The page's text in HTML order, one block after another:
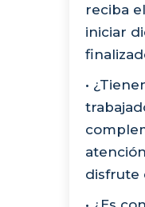
reciba
iniciar
•
disfrute